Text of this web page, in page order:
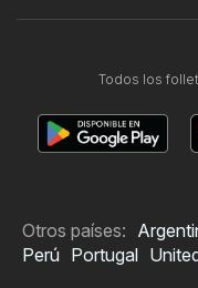
Todos los
Otros países:
Perú Portugal